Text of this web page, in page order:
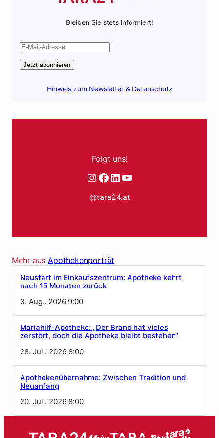
Bleiben Sie stets informiert!
Jetzt abonnieren
Hinweis zum Newsletter & Datenschutz
Folgt uns!
Instagram
Facebook
LinkedIn
YouTube
@tara24.at
Mehr aus Apothekenporträt
Neustart im Einkaufszentrum: Apotheke kehrt
nach 15 Monaten zurück
3. Aug.. 2026 9:00
Mariahilf-Apotheke: „Der Brand hat vieles
zerstört, doch die Apotheke bleibt bestehen“
28. Juli. 2026 8:00
Apothekenübernahme: Zwischen Tradition und
Neuanfang
20. Juli. 2026 8:00